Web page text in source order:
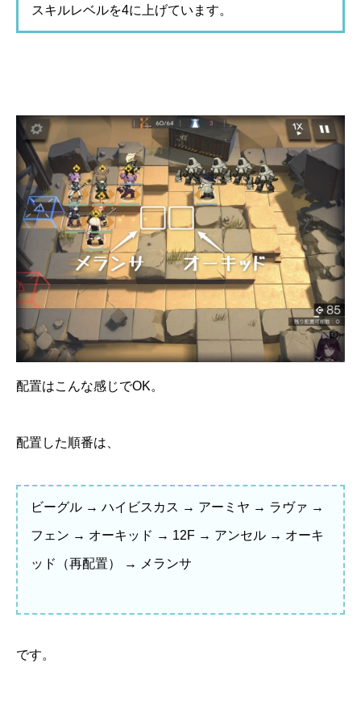
スキルレベルを4に上げています。
配置はこんな感じでOK。
配置した順番は、
ビーグル → ハイビスカス → アーミヤ → ラヴァ →
フェン → オーキッド → 12F → アンセル → オーキ
ッド（再配置） → メランサ
です。